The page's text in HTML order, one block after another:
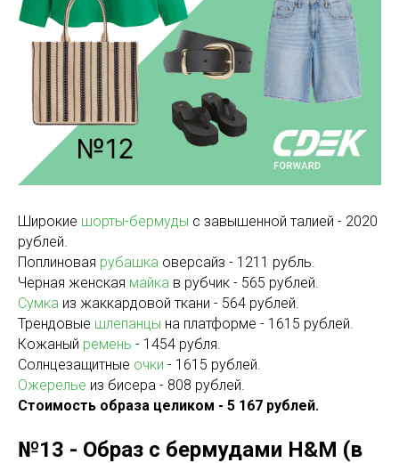
Широкие шорты-бермуды с завышенной талией - 2020
рублей.
Поплиновая рубашка оверсайз - 1211 рубль.
Черная женская майка в рубчик - 565 рублей.
Сумка из жаккардовой ткани - 564 рублей.
Трендовые шлепанцы на платформе - 1615 рублей.
Кожаный ремень - 1454 рубля.
Солнцезащитные очки - 1615 рублей.
Ожерелье из бисера - 808 рублей.
Стоимость образа целиком - 5 167 рублей.
№13 - Образ с бермудами H&M (в